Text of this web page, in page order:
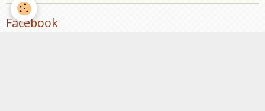
Facebook